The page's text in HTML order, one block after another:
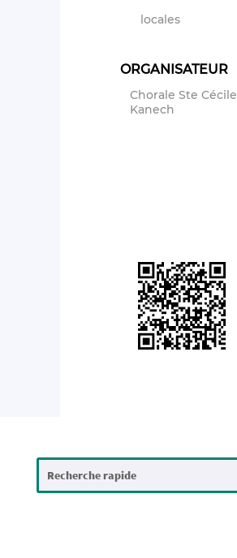
locales
ORGANISATEUR
Chorale Ste Cécile
Kanech